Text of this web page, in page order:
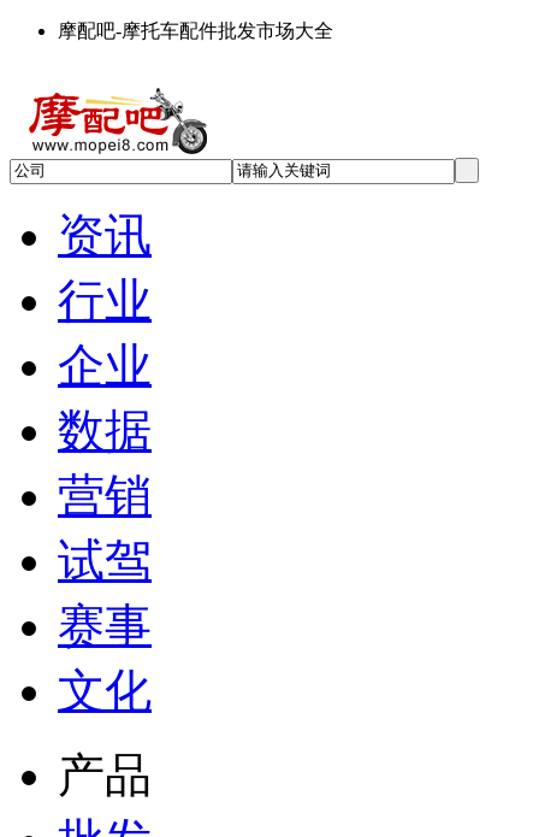
摩配吧-摩托车配件批发市场大全
资讯
行业
企业
数据
营销
试驾
赛事
文化
产品